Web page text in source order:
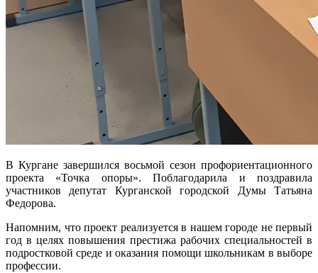
В Кургане завершился восьмой сезон профориентационного
проекта «Точка опоры». Поблагодарила и поздравила
участников депутат Курганской городской Думы Татьяна
Федорова.
Напомним, что проект реализуется в нашем городе не первый
год в целях повышения престижа рабочих специальностей в
подростковой среде и оказания помощи школьникам в выборе
профессии.